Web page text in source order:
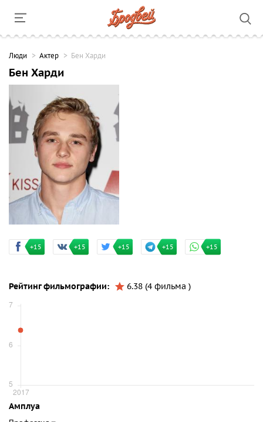
Люди Актер Бен Харди
Бен Харди
+15 +15 +15 +15 +15
Рейтинг фильмографии: 6.38 (4 фильма )
Амплуа